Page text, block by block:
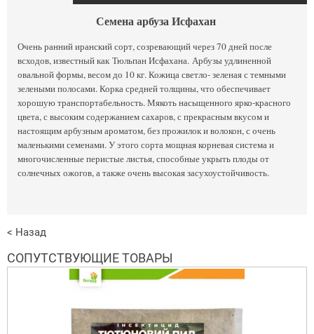
Семена арбуза Исфахан
Очень ранний иранский сорт, созревающий через 70 дней после
всходов, известный как Тюльпан Исфахана. Арбузы удлиненной
овальной формы, весом до 10 кг. Кожица светло- зеленая с темными
зелеными полосами. Корка средней толщины, что обеспечивает
хорошую транспортабельность. Мякоть насыщенного ярко-красного
цвета, с высоким содержанием сахаров, с прекрасным вкусом и
настоящим арбузным ароматом, без прожилок и волокон, с очень
маленькими семенами. У этого сорта мощная корневая система и
многочисленные перистые листья, способные укрыть плоды от
солнечных ожогов, а также очень высокая засухоустойчивость.
< Назад
СОПУТСТВУЮЩИЕ ТОВАРЫ